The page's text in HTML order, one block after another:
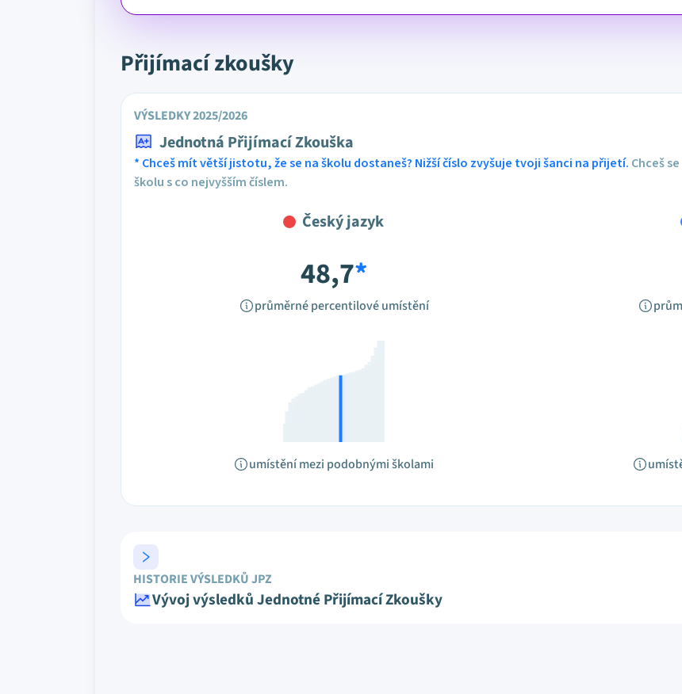
Přijímací zkoušky
VÝSLEDKY 2025/2026
Jednotná Přijímací Zkouška
* Chceš mít větší jistotu, že se na školu dostaneš? Nižší číslo zvyšuje tvoji šanci na přijetí. Chceš
školu s co nejvyšším číslem.
Český jazyk
48,7*
průměrné percentilové umístění
umístění mezi podobnými školami
HISTORIE VÝSLEDKŮ JPZ
Vývoj výsledků Jednotné Přijímací Zkoušky